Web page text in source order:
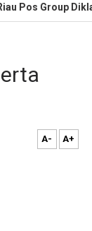
Pos Group
A- A+